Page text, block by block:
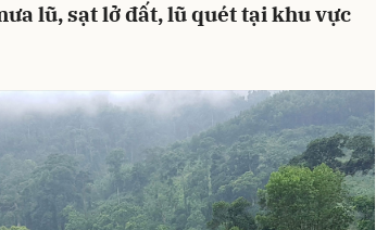
lũ, sạt lở đất, lũ quét tại khu vực